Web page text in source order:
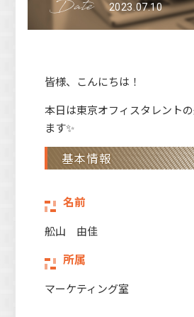
2023.07.10
皆様、こんにちは！
本日は東京オフィスタレント
ます✨
基本情報
名前
舩山 由佳
所属
マーケティング室